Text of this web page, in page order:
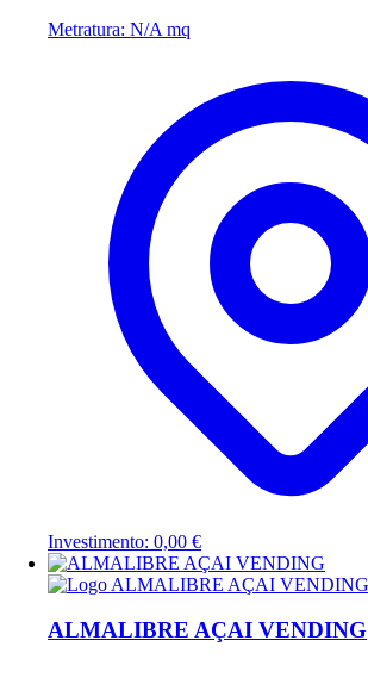
Metratura: N/A mq
Investimento: 0,00 €
ALMALIBRE AÇAI VENDING